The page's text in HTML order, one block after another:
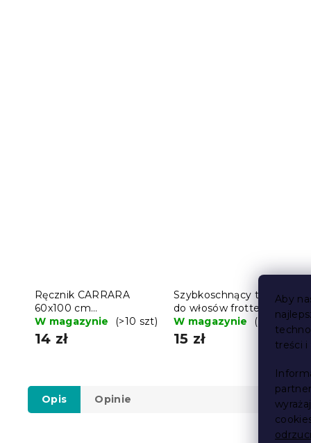
Aby
treści
Ręcznik CARRARA
60x100 cm
jasnobrązowy, 100%
bawełna
W magazynie (>10 szt)
14 zł
Szybkoschnący turban
do włosów frotte
jasnoszary, 100%
bawełna
W magazynie (>10 szt)
15 zł
Opis Opinie